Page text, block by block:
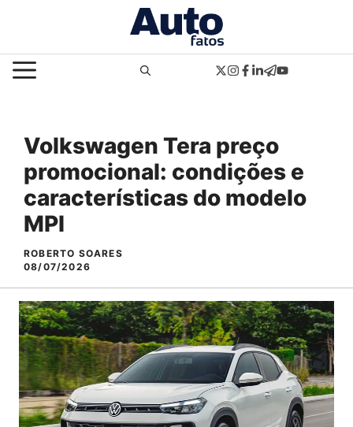
o
conteúdoMENU
Volkswagen Tera preço
promocional: condições e
características do modelo
MPI
ROBERTO SOARES
08/07/2026